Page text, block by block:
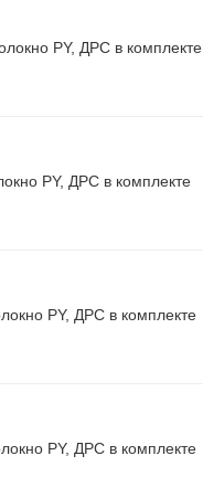
PY, ДРС в комплекте
PY, ДРС в комплекте
PY, ДРС в комплекте
PY, ДРС в комплекте